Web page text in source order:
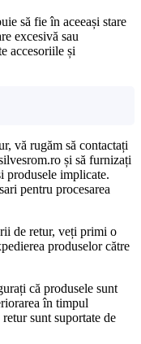
să fie în aceeași stare
excesivă sau
accesoriile și
vă rugăm să contactați
și să furnizați
produsele implicate.
pentru procesarea
de retur, veți primi o
produselor către
că produsele sunt
în timpul
sunt suportate de